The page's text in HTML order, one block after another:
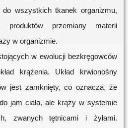
wszystkich tkanek organizmu,
produktów przemiany materii
w organizmie.
w ewolucji bezkręgowców
krążenia. Układ krwionośny
jest zamknięty, co oznacza, że
jam ciała, ale krąży w systemie
zwanych tętnicami i żyłami.